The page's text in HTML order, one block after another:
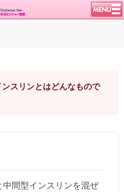
スリンとはどんなもので
間型インスリンを混ぜ